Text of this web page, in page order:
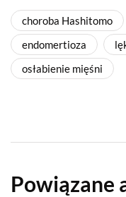
choroba Hashitomo
endomertioza
osłabienie mięśni
Powiązane